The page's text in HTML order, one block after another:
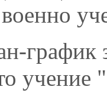
график
учение